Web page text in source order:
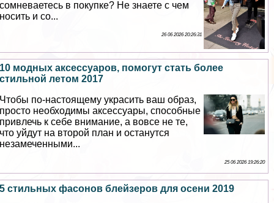
сомневаетесь в покупке? Не знаете с чем
носить и со...
26 06 2026 20:26:31
10 модных аксессуаров, помогут стать более
стильной летом 2017
Чтобы по-настоящему украсить ваш образ,
просто необходимы аксессуары, способные
привлечь к себе внимание, а вовсе не те,
что уйдут на второй план и останутся
незамеченными...
25 06 2026 19:26:20
5 стильных фасонов блейзеров для осени 2019